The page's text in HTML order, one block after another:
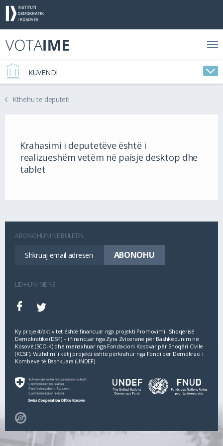
KUVENDI
Kthehu te deputeti
Krahasimi i deputetëve është i
realizueshëm vetëm në paisje desktop dhe
tablet
ABONOHUNI NË BULETIN
LIDHUNI ME NE
Ky projekt/aktivitet është financuar nga projekti Promovimi i Shoqërisë
Demokratike (DSP) – i financuar nga Zyra Zvicerane për Bashkëpunim në
Kosovë (SCO‐K) dhe menaxhuar nga Fondacioni Kosovar për Shoqëri Civile
(KCSF). Vazhdimi i këtij projekti është përkrahur nga Fondi për Demokraci i
Kombeve të Bashkuara (UNDEF).